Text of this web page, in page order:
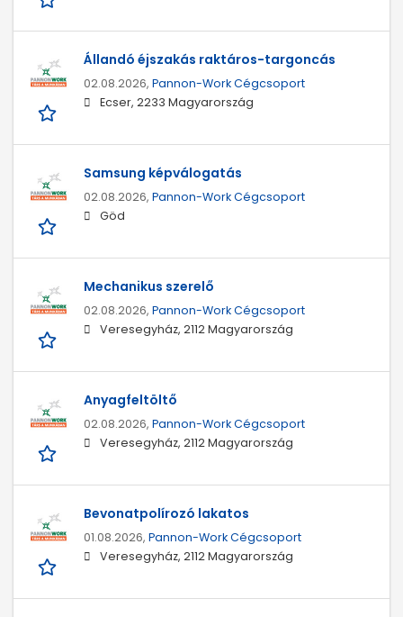
Állandó éjszakás raktáros-targoncás
02.08.2026, Pannon-Work Cégcsoport
Ecser, 2233 Magyarország
Samsung képválogatás
02.08.2026, Pannon-Work Cégcsoport
Göd
Mechanikus szerelő
02.08.2026, Pannon-Work Cégcsoport
Veresegyház, 2112 Magyarország
Anyagfeltöltő
02.08.2026, Pannon-Work Cégcsoport
Veresegyház, 2112 Magyarország
Bevonatpolírozó lakatos
01.08.2026, Pannon-Work Cégcsoport
Veresegyház, 2112 Magyarország